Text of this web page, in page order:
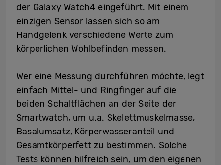
der Galaxy Watch4 eingeführt. Mit einem
einzigen Sensor lassen sich so am
Handgelenk verschiedene Werte zum
körperlichen Wohlbefinden messen.
Wer eine Messung durchführen möchte, legt
einfach Mittel- und Ringfinger auf die
beiden Schaltflächen an der Seite der
Smartwatch, um u.a. Skelettmuskelmasse,
Basalumsatz, Körperwasseranteil und
Gesamtkörperfett zu bestimmen. Solche
Tests können hilfreich sein, um den eigenen